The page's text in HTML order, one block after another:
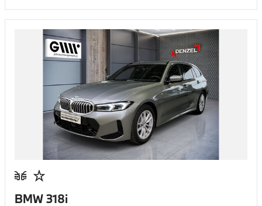
BMW 318i